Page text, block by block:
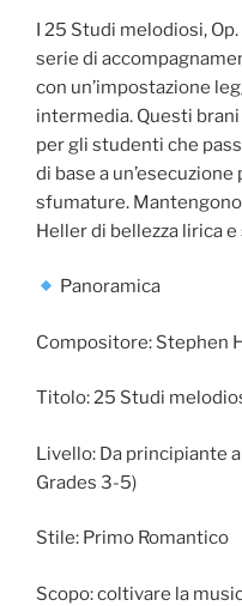
I 25 Studi melodiosi,
serie di
con un’impostazione
intermedia. Questi
per gli studenti che
di base a
sfumature.
Heller di bellezza lirica
Panoramica
Compositore: Stephen
Titolo: 25 Studi
Livello: Da principiante
Grades 3-5)
Stile: Primo Romantico
Scopo: coltivare la